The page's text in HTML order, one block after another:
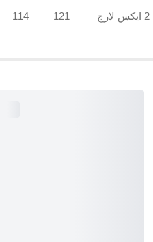
2 ایکس لارج 121 114 118